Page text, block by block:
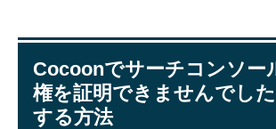
Cocoonでサーチコンソー
権を証明できませんでし
する方法